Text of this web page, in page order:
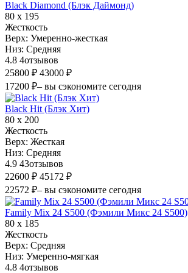
Black Diamond (Блэк Даймонд)
80 х 195
Жесткость
Верх: Умеренно-жесткая
Низ: Средняя
4.8 4отзывов
25800 ₽ 43000 ₽
17200 ₽– вы сэкономите сегодня
Black Hit (Блэк Хит)
80 х 200
Жесткость
Верх: Жесткая
Низ: Средняя
4.9 43отзывов
22600 ₽ 45172 ₽
22572 ₽– вы сэкономите сегодня
Family Mix 24 S500 (Фэмили Микс 24 S500)
80 х 185
Жесткость
Верх: Средняя
Низ: Умеренно-мягкая
4.8 4отзывов